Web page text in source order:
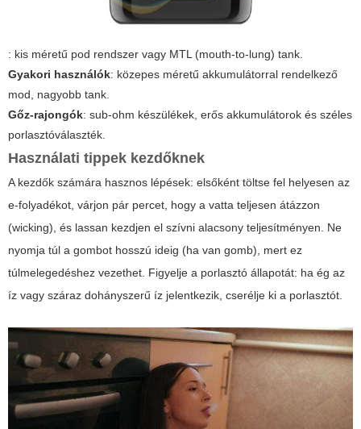
: kis méretű pod rendszer vagy MTL (mouth-to-lung) tank.
Gyakori használók: közepes méretű akkumulátorral rendelkező
mod, nagyobb tank.
Gőz-rajongók: sub-ohm készülékek, erős akkumulátorok és széles
porlasztóválaszték.
Használati tippek kezdőknek
A kezdők számára hasznos lépések: elsőként töltse fel helyesen az
e-folyadékot, várjon pár percet, hogy a vatta teljesen átázzon
(wicking), és lassan kezdjen el szívni alacsony teljesítményen. Ne
nyomja túl a gombot hosszú ideig (ha van gomb), mert ez
túlmelegedéshez vezethet. Figyelje a porlasztó állapotát: ha ég az
íz vagy száraz dohányszerű íz jelentkezik, cserélje ki a porlasztót.